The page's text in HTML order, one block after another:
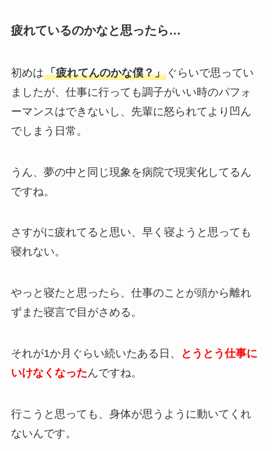
疲れているのかなと思ったら…
初めは「疲れてんのかな僕？」ぐらいで思ってい
ましたが、仕事に行っても調子がいい時のパフォ
ーマンスはできないし、先輩に怒られてより凹ん
でしまう日常。
うん、夢の中と同じ現象を病院で現実化してるん
ですね。
さすがに疲れてると思い、早く寝ようと思っても
寝れない。
やっと寝たと思ったら、仕事のことが頭から離れ
ずまた寝言で目がさめる。
それが1か月ぐらい続いたある日、
とうとう仕事に
いけなくなったんですね。
行こうと思っても、身体が思うように動いてくれ
ないんです。